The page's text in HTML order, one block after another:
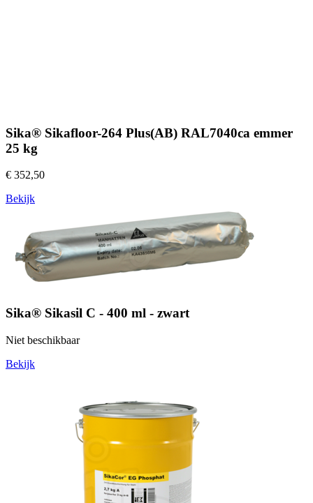
Sika® Sikafloor-264 Plus(AB) RAL7040ca emmer
25 kg
€ 352,50
Bekijk
Sika® Sikasil C - 400 ml - zwart
Niet beschikbaar
Bekijk